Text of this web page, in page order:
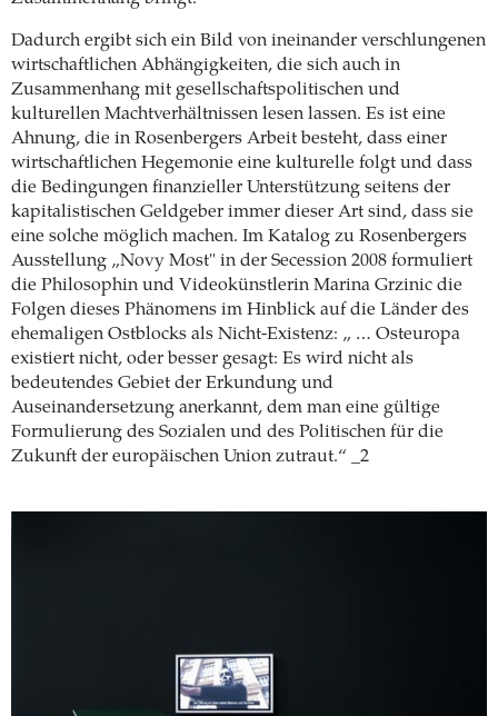
Dadurch ergibt sich ein Bild von ineinander verschlungenen
wirtschaftlichen Abhängigkeiten, die sich auch in
Zusammenhang mit gesellschaftspolitischen und
kulturellen Machtverhältnissen lesen lassen. Es ist eine
Ahnung, die in Rosenbergers Arbeit besteht, dass einer
wirtschaftlichen Hegemonie eine kulturelle folgt und dass
die Bedingungen finanzieller Unterstützung seitens der
kapitalistischen Geldgeber immer dieser Art sind, dass sie
eine solche möglich machen. Im Katalog zu Rosenbergers
Ausstellung „Novy Most" in der Secession 2008 formuliert
die Philosophin und Videokünstlerin Marina Grzinic die
Folgen dieses Phänomens im Hinblick auf die Länder des
ehemaligen Ostblocks als Nicht-Existenz: „ … Osteuropa
existiert nicht, oder besser gesagt: Es wird nicht als
bedeutendes Gebiet der Erkundung und
Auseinandersetzung anerkannt, dem man eine gültige
Formulierung des Sozialen und des Politischen für die
Zukunft der europäischen Union zutraut.“ _2